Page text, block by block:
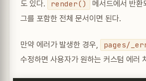
도 있다.
render()
메서드에서 반
그를 포함한 전체 문서이면 된다.
만약 에러가 발생한 경우, pages/
수정하면 사용자가 원하는 커스텀 에러